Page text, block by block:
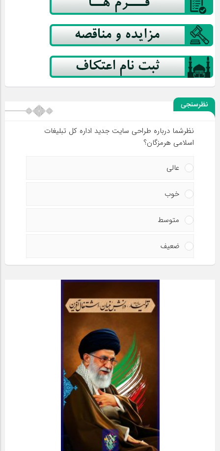
نظرسنجی
نظرشما درباره طراحی سایت جدید اداره کل تبلیغات
اسلامی هرمزگان؟
عالی
خوب
متوسط
ضعیف